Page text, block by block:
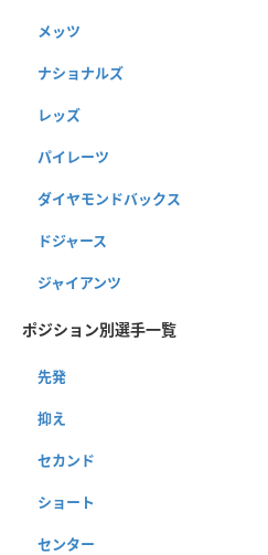
メッツ
ナショナルズ
レッズ
パイレーツ
ダイヤモンドバックス
ドジャース
ジャイアンツ
ポジション別選手一覧
先発
抑え
セカンド
ショート
センター